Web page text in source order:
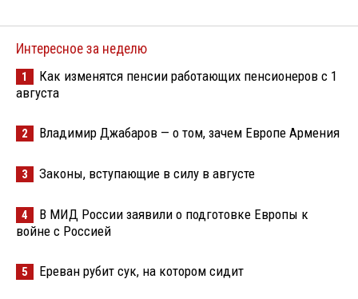
Интересное за неделю
1
Как изменятся пенсии работающих пенсионеров с 1
августа
2 Владимир Джабаров — о том, зачем Европе Армения
3 Законы, вступающие в силу в августе
4
В МИД России заявили о подготовке Европы к
войне с Россией
5 Ереван рубит сук, на котором сидит